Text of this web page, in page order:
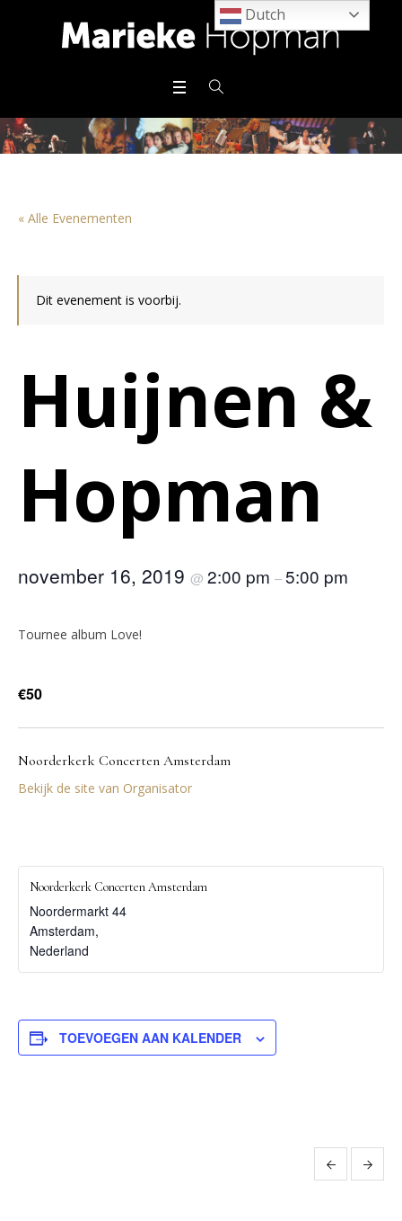
« Alle Evenementen
Dit evenement is voorbij.
Huijnen &
Hopman
november 16, 2019 @ 2:00 pm –5:00 pm
Tournee album Love!
€50
Noorderkerk Concerten Amsterdam
Bekijk de site van Organisator
Noorderkerk Concerten Amsterdam
Noordermarkt 44
Amsterdam,
Nederland
TOEVOEGEN AAN KALENDER
Dutch